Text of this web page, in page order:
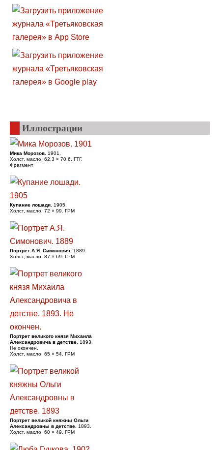
Иллюстрации
Мика Морозов.
1901.
Холст, масло. 62,3 × 70,6. ГТГ.
Фрагмент
Купание лошади.
1905.
Холст, масло. 72 × 99. ГРМ
Портрет А.Я. Симонович.
1889.
Холст, масло. 87 × 69. ГРМ
Портрет великого князя Михаила
Александровича в детстве.
1893.
Не окончен.
Холст, масло. 65 × 54. ГРМ
Портрет великой княжны Ольги
Александровны в детстве.
1893.
Холст, масло. 60 × 49. ГРМ